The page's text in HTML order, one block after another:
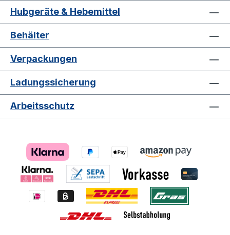
Hubgeräte & Hebemittel
Behälter
Verpackungen
Ladungssicherung
Arbeitsschutz